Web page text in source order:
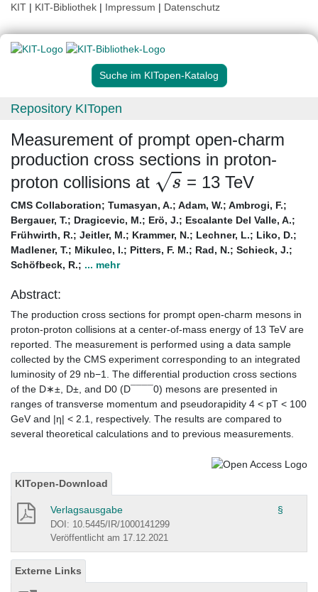
KIT | KIT-Bibliothek | Impressum | Datenschutz
Suche im KITopen-Katalog
Repository KITopen
Measurement of prompt open-charm
production cross sections in proton-
proton collisions at
s
= 13 TeV
CMS Collaboration; Tumasyan, A.; Adam, W.; Ambrogi, F.;
Bergauer, T.; Dragicevic, M.; Erö, J.; Escalante Del Valle, A.;
Frühwirth, R.; Jeitler, M.; Krammer, N.; Lechner, L.; Liko, D.;
Madlener, T.; Mikulec, I.; Pitters, F. M.; Rad, N.; Schieck, J.;
Schöfbeck, R.; ... mehr
Abstract:
The production cross sections for prompt open-charm mesons in
proton-proton collisions at a center-of-mass energy of 13 TeV are
reported. The measurement is performed using a data sample
collected by the CMS experiment corresponding to an integrated
luminosity of 29 nb−1. The differential production cross sections
of the D∗±, D±, and D0 (D¯¯¯¯0) mesons are presented in
ranges of transverse momentum and pseudorapidity 4 < pT < 100
GeV and |η| < 2.1, respectively. The results are compared to
several theoretical calculations and to previous measurements.
KITopen-Download
Verlagsausgabe §
DOI: 10.5445/IR/1000141299
Veröffentlicht am 17.12.2021
Externe Links